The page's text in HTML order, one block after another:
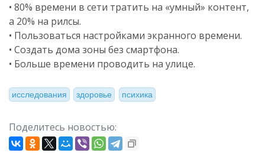
• 80% времени в сети тратить на «умный» контент,
а 20% на рилсы.
• Пользоваться настройками экранного времени.
• Создать дома зоны без смартфона.
• Больше времени проводить на улице.
исследования здоровье психика
Поделитесь новостью: